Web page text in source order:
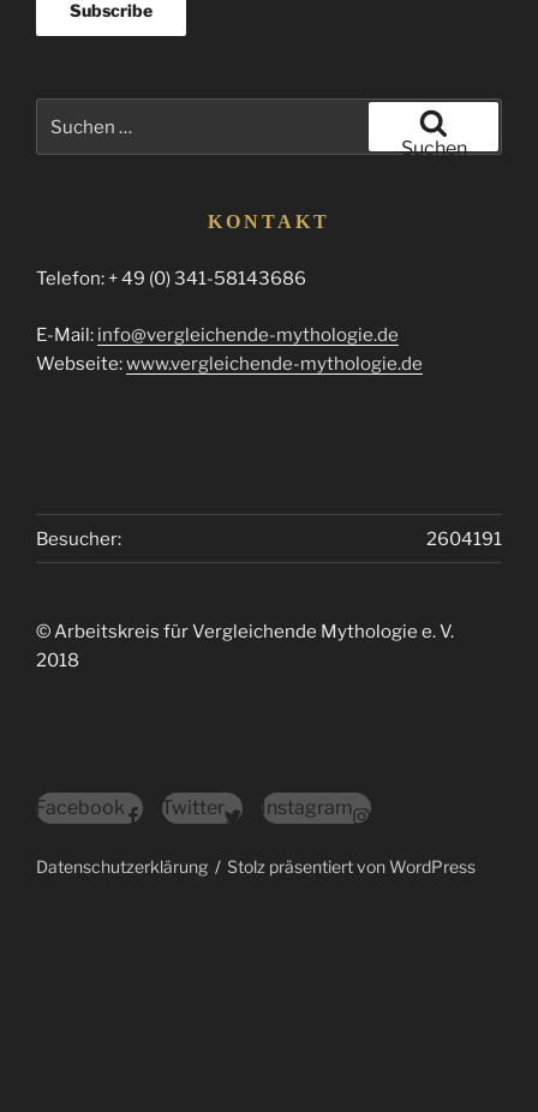
nach:
Suchen
KONTAKT
Telefon: + 49 (0) 341-58143686
E-Mail: info@vergleichende-mythologie.de
Webseite:www.vergleichende-mythologie.de
2604191
Besucher:
© Arbeitskreis für Vergleichende Mythologie e. V.
2018
Facebook Twitter Instagram
Datenschutzerklärung Stolz präsentiert von WordPress